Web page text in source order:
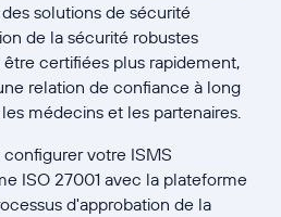
solutions de sécurité
de la sécurité robustes
certifiées plus rapidement,
relation de confiance à long
médecins et les partenaires.
votre ISMS
ISO 27001 avec la plateforme
d'approbation de la